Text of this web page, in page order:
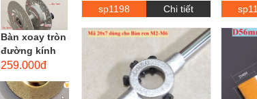
Bàn xoay tròn
đường kính
22cm bằng
259.000đ
sp1198 Chi tiết